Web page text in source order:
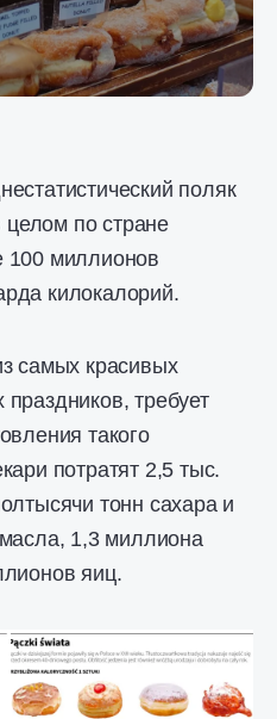
поляк
целом по стране
100 миллионов
килокалорий.
самых красивых
требует
такого
потратят 2,5 тыс.
тонн сахара и
1,3 миллиона
яиц.